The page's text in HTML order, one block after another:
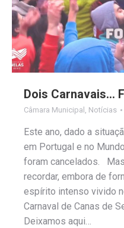
Dois Carnavais…
Câmara Municipal , Notícias
Este ano, dado a
em Portugal e no
foram cancelados.
recordar, embora de
espírito intenso vivido
Carnaval de Canas de
Deixamos aqui…